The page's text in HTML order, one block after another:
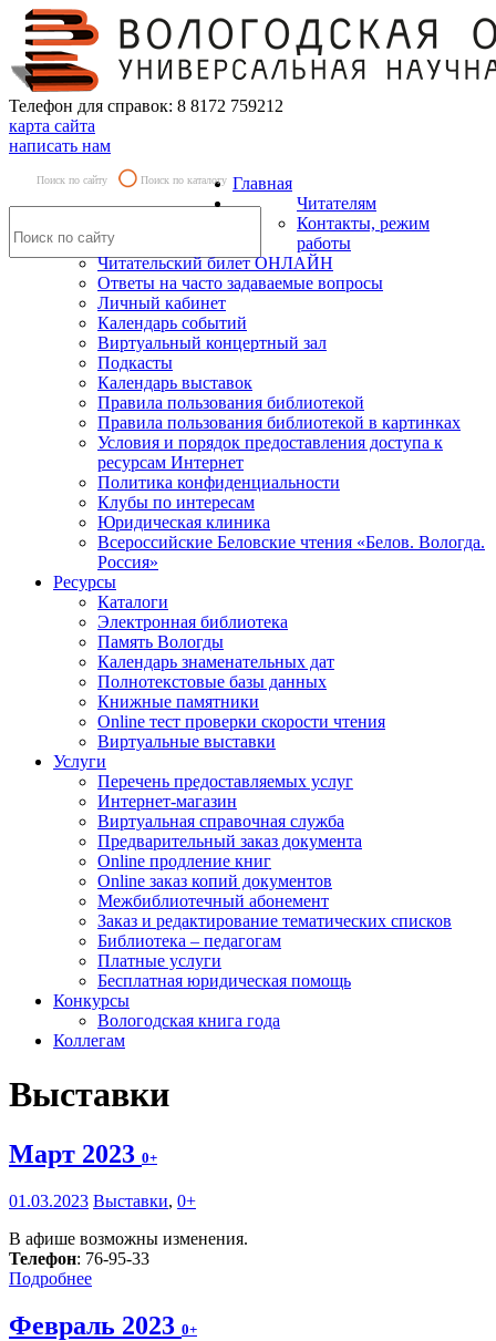
Телефон для справок: 8 8172 759212
карта сайта
написать нам
Поиск по сайту Поиск по каталогу Главная
Читателям
Контакты, режим
работы
Читательский билет ОНЛАЙН
Ответы на часто задаваемые вопросы
Личный кабинет
Календарь событий
Виртуальный концертный зал
Подкасты
Календарь выставок
Правила пользования библиотекой
Правила пользования библиотекой в картинках
Условия и порядок предоставления доступа к
ресурсам Интернет
Политика конфиденциальности
Клубы по интересам
Юридическая клиника
Всероссийские Беловские чтения «Белов. Вологда.
Россия»
Ресурсы
Каталоги
Электронная библиотека
Память Вологды
Календарь знаменательных дат
Полнотекстовые базы данных
Книжные памятники
Online тест проверки скорости чтения
Виртуальные выставки
Услуги
Перечень предоставляемых услуг
Интернет-магазин
Виртуальная справочная служба
Предварительный заказ документа
Online продление книг
Online заказ копий документов
Межбиблиотечный абонемент
Заказ и редактирование тематических списков
Библиотека – педагогам
Платные услуги
Бесплатная юридическая помощь
Конкурсы
Вологодская книга года
Коллегам
Выставки
Март 2023 0+
01.03.2023 Выставки, 0+
В афише возможны изменения.
Телефон: 76-95-33
Подробнее
Февраль 2023 0+